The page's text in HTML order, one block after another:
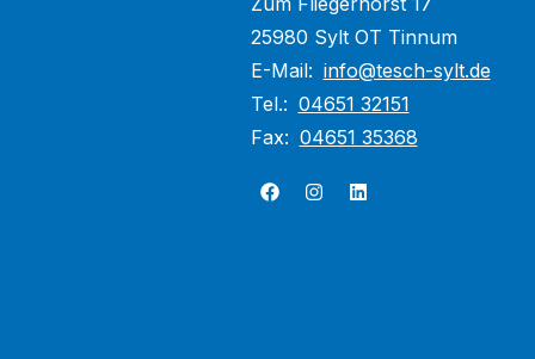
25980 Sylt OT Tinnum
E-Mail: info@tesch-sylt.de
Tel.: 04651 32151
Fax: 04651 35368